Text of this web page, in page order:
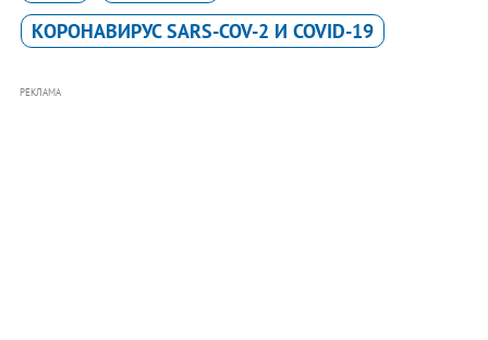
КОРОНАВИРУС SARS-COV-2 И COVID-19
РЕКЛАМА